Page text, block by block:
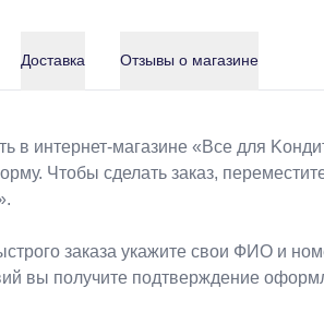
Доставка Отзывы о магазине
в интернет-магазине «Bce для
Чтобы сделать заказ,
заказа укажите свои ФИО и
вы получите подтверждение